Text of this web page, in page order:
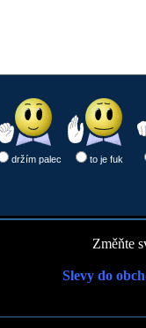
držím palec
to je fuk
Změňte
Slevy do